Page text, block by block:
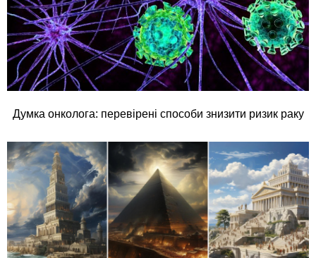
Думка онколога: перевірені способи знизити ризик раку